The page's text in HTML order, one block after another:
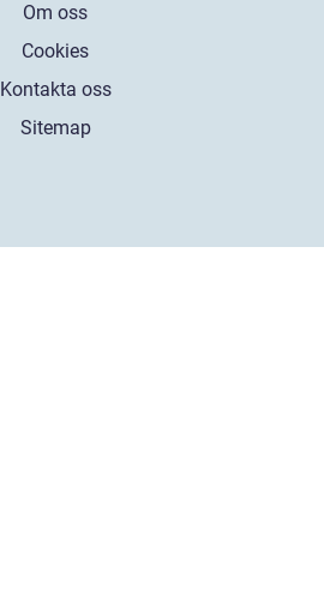
Om oss
Cookies
Kontakta oss
Sitemap